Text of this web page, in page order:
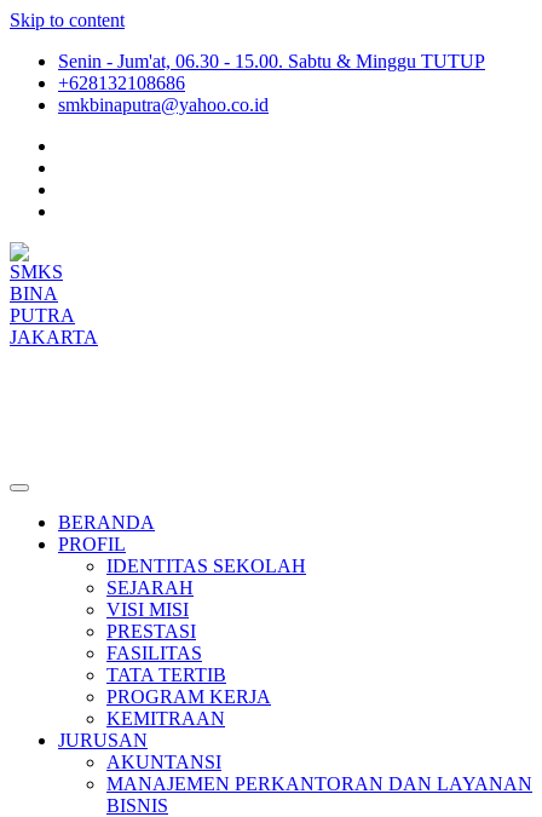
Skip to content
Senin - Jum'at, 06.30 - 15.00. Sabtu & Minggu TUTUP
+628132108686
smkbinaputra@yahoo.co.id
BERANDA
PROFIL
IDENTITAS SEKOLAH
SEJARAH
VISI MISI
PRESTASI
FASILITAS
TATA TERTIB
PROGRAM KERJA
KEMITRAAN
JURUSAN
AKUNTANSI
MANAJEMEN PERKANTORAN DAN LAYANAN
BISNIS